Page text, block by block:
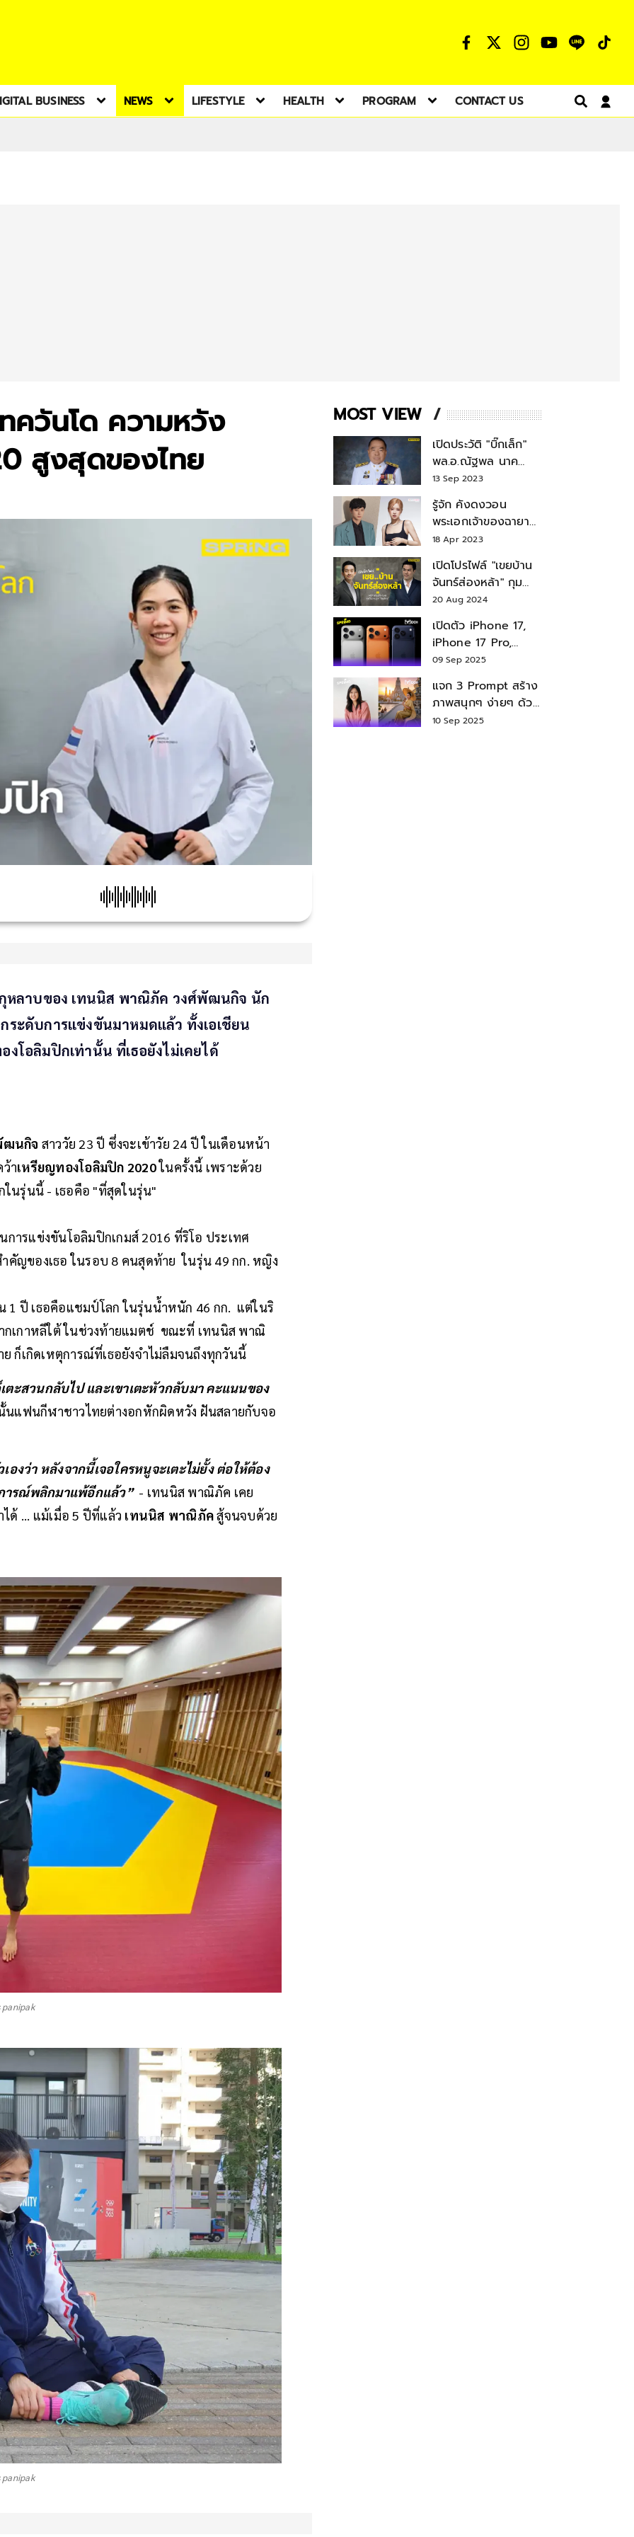
BUSINESS NEWS LIFESTYLE HEALTH PROGRAM CONTACT US
ควันโด ความหวัง
สูงสุดของไทย
หลาบของ เทนนิส พาณิภัค วงศ์พัฒนกิจ นัก
ระดับการแข่งขันมาหมดแล้ว ทั้งเอเชียน
งโอลิมปิกเท่านั้น ที่เธอยังไม่เคยได้
ฒนกิจ สาววัย 23 ปี ซึ่งจะเข้าวัย 24 ปี ในเดือนหน้า
าเหรียญทองโอลิมปิก 2020ในครั้งนี้ เพราะด้วย
นรุ่นนี้ - เธอคือ "ที่สุดในรุ่น"
ารแข่งขันโอลิมปิกเกมส์ 2016 ที่ริโอ ประเทศ
ญของเธอ ในรอบ 8 คนสุดท้าย ในรุ่น 49 กก. หญิง
ปี เธอคือแชมป์โลก ในรุ่นน้ำหนัก 46 กก. แต่ในริ
กเกาหลีใต้ ในช่วงท้ายแมตช์ ขณะที่ เทนนิส พาณิ
ก็เกิดเหตุการณ์ที่เธอยังจำไม่ลืมจนถึงทุกวันนี้
ตะสวนกลับไป และเขาเตะหัวกลับมา คะแนนของ
แฟนกีฬาชาวไทยต่างอกหักผิดหวัง ฝันสลายกับจอ
งว่า หลังจากนี้เจอใครหนูจะเตะไม่ยั้ง ต่อให้ต้อง
ารณ์พลิกมาแพ้อีกแล้ว”- เทนนิส พาณิภัค เคย
ด้ ... แม้เมื่อ 5 ปีที่แล้ว เทนนิส พาณิภัคสู้จนจบด้วย
MOST VIEW
เปิดประวัติ "บิ๊กเล็ก"
พล.อ.ณัฐพล นาค
พาณิชย์ จากเลขาฯ
สมช.-เลขาฯ
รมว.กลาโหม
13 Sep 2023
รู้จัก คังดงวอน
พระเอกเจ้าของฉายา
สมบัติแห่งชาติ หลังมี
18 Apr 2023
เปิดโปรไฟล์ "เขยบ้าน
จันทร์ส่องหล้า" กุม
บังเหียนธุรกิจตระกูล
"ชินวัตร"
20 Aug 2024
เปิดตัว iPhone 17,
iPhone 17 Pro,
iPhone 17 Air สเปค
09 Sep 2025
แจก 3 Prompt สร้าง
ภาพสนุกๆ ง่ายๆ ด้วย
Nano Banana ใน
10 Sep 2025